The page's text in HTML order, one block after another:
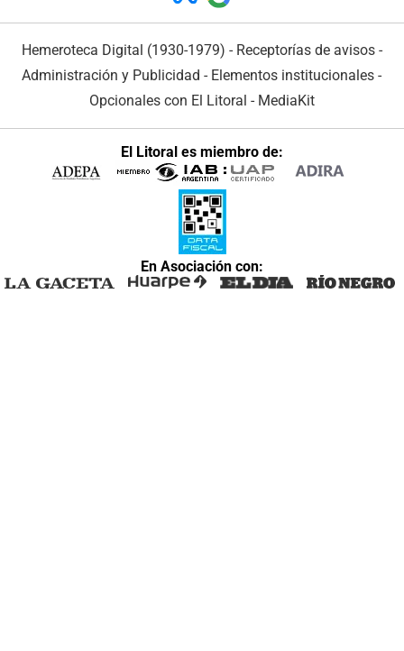
Hemeroteca Digital (1930-1979) - Receptorías de avisos -
Administración y Publicidad - Elementos institucionales -
Opcionales con El Litoral - MediaKit
El Litoral es miembro de:
En Asociación con: